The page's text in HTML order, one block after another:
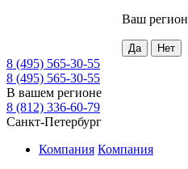
Ваш регион
8 (495) 565-30-55
8 (495) 565-30-55
В вашем регионе
8 (812) 336-60-79
Санкт-Петербург
Компания Компания